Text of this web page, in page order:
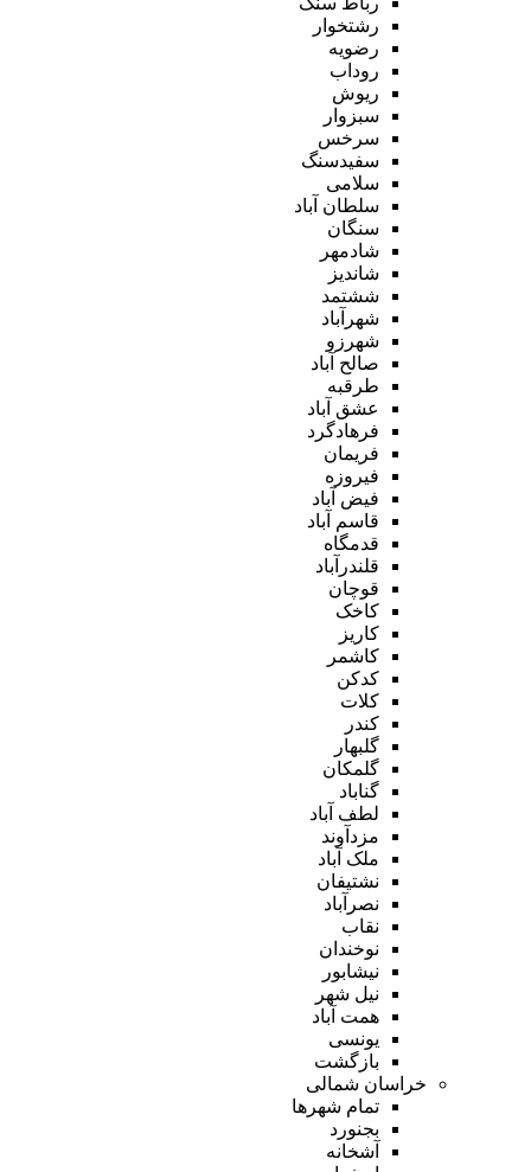
رشتخوار
رضویه
روداب
ریوش
سبزوار
سرخس
سفیدسنگ
سلامی
سلطان آباد
سنگان
شادمهر
شاندیز
ششتمد
شهرآباد
شهرزو
صالح آباد
طرقبه
عشق آباد
فرهادگرد
فریمان
فیروزه
فیض آباد
قاسم آباد
قدمگاه
قلندرآباد
قوچان
کاخک
کاریز
کاشمر
کدکن
کلات
کندر
گلبهار
گلمکان
گناباد
لطف آباد
مزدآوند
ملک آباد
نشتیفان
نصرآباد
نقاب
نوخندان
نیشابور
نیل شهر
همت آباد
یونسی
بازگشت
خراسان شمالی
تمام شهر‌ها
بجنورد
آشخانه